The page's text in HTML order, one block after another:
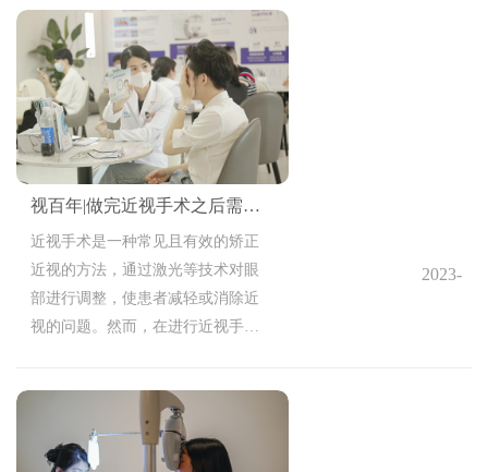
手术类型比较多，不少患者也难以
做抉择，那么今日便来讲一讲，近
视手术的类型有哪些？哪类效果比
较好？
视百年|做完近视手术之后需要注意什么？
近视手术是一种常见且有效的矫正
近视的方法，通过激光等技术对眼
部进行调整，使患者减轻或消除近
视的问题。然而，在进行近视手术
后的健康恢复，下面就来说说近视
手术后的注意事项和护理指南。
2023-